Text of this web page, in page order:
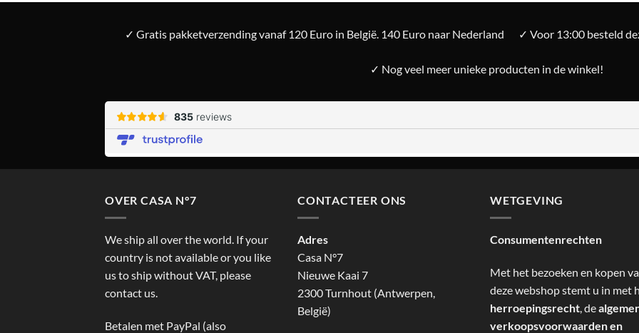
✓ Gratis pakketverzending vanaf 120 Euro in België. 140 Euro naar Nederland ✓ Voor 13:00 besteld
✓ Nog veel meer unieke producten in de winkel!
OVER CASA N°7
We ship all over the world. If your
country is not available or you like
us to ship without VAT, please
contact us.
Betalen met PayPal (also
CONTACTEER ONS
Adres
Casa N°7
Nieuwe Kaai 7
2300 Turnhout (Antwerpen,
België)
WETGEVING
Consumentenrechten
Met het bezoeken en kopen
deze webshop stemt u in met
herroepingsrecht , de
verkoopsvoorwaarden en